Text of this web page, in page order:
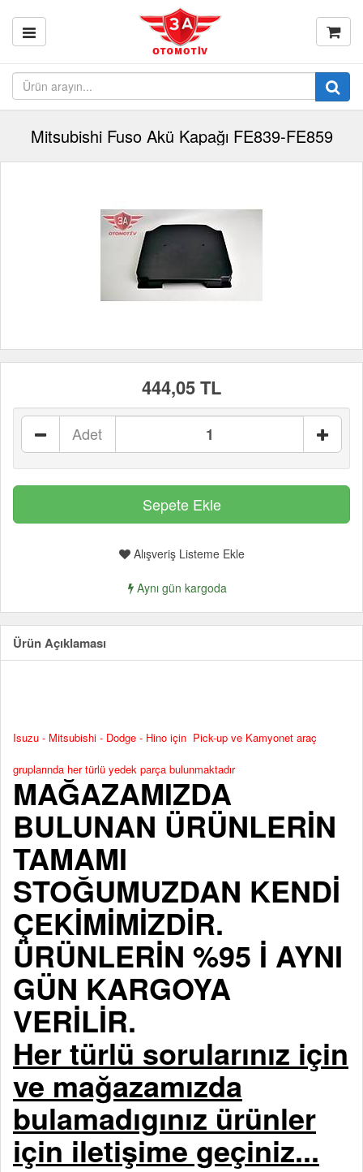
Mitsubishi Fuso Akü Kapağı FE839-FE859
444,05 TL
Adet
Alışveriş Listeme Ekle
Aynı gün kargoda
Ürün Açıklaması
Isuzu - Mitsubishi - Dodge - Hino için Pick-up ve Kamyonet araç
gruplarında her türlü yedek parça bulunmaktadır
MAĞAZAMIZDA
BULUNAN ÜRÜNLERİN
TAMAMI
STOĞUMUZDAN KENDİ
ÇEKİMİMİZDİR.
ÜRÜNLERİN %95 İ AYNI
GÜN KARGOYA
VERİLİR.
Her türlü sorularınız için
ve mağazamızda
bulamadıgınız ürünler
için iletişime geçiniz...